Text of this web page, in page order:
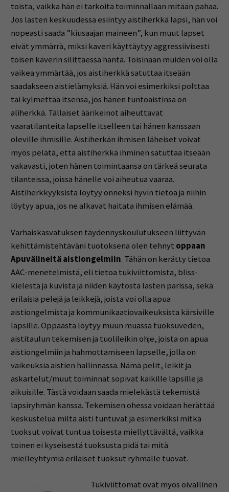
toista, vaikka hän ei tarkoita toiminnallaan mitään pahaa.
Jos lasten keskuudessa esiintyy aistiherkkä lapsi, hän voi
nopeasti saada ”kiusaajan maineen”, kun muut lapset
eivät ymmärrä, miksi kaveri käyttäytyy aggressiivisesti
toisen kaverin silittäessä häntä. Toisinaan muiden voi olla
vaikea ymmärtää, jos aistiherkkä satuttaa itseään
saadakseen aistielämyksiä. Hän voi esimerkiksi polttaa
tai kylmettää itsensä, jos hänen tuntoaistinsa on
aliherkkä. Tällaiset äärikeinot aiheuttavat
vaaratilanteita lapselle itselleen tai hänen kanssaan
oleville ihmisille. Aistiherkän ihmisen läheiset voivat
myös pelätä, että aistiherkkä ihminen satuttaa itseään
vakavasti, joten hänen toimintaansa on tärkeä seurata
tilanteissa, joissa hänelle voi aiheutua vaaraa.
Aistiherkkyyksistä löytyy onneksi hyvin tietoa ja niihin
löytyy apua, jos ne alkavat haitata ihmisen elämää.
Varhaiskasvatuksen täydennyskoulutukseen liittyvän
kehittämistehtäväni tuotoksena olen tehnyt oppaan
Apuvälineitä aistiongelmiin. Tähän on kerätty tietoa
AAC-menetelmistä, eli tietoa tukiviittomista, bliss-
kielestä ja kuvista ja niiden käytöstä lasten parissa, sekä
erilaisia pelejä ja leikkejä, joista voi olla apua
aistiongelmista ja kommunikaatiovaikeuksista kärsiville
lapsille. Oppaasta löytyy muun muassa tuoksuveden,
aistitaulun tekemisen ja tuolileikin ohje, joista on apua
aistiongelmiin ja hahmottamiseen lapselle, jolla on
vaikeuksia aistien hallinnassa. Nämä pelit, leikit ja
askartelut/muut toiminnat sopivat kaikille lapsille ja
aikuisille. Tästä voidaan saada mielekästä tekemistä
lapsiryhmän kanssa. Tekemisen ohessa voidaan herättää
keskustelua miltä aisti tuntuvat ja esimerkiksi mitkä
tuoksut voivat tuntua toisesta miellyttävältä, vaikka
toinen ei kyseisestä tuoksusta pidä tai mitä
mielleyhtymiä erilaiset tuoksut ryhmälle tuovat.
Tukiviittomat ovat myös oivallinen